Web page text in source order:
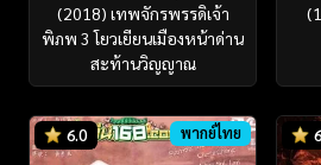
(2018) เทพจักรพรรดิเจ้า
พิภพ 3 โยวเยียนเมืองหน้าด่าน
สะท้านวิญญาณ
6.0 พากย์ไทย